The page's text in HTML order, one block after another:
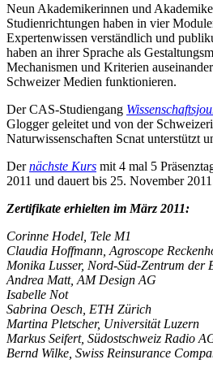
Neun Akademikerinnen und
Studienrichtungen haben in vier
Expertenwissen verständlich und
haben an ihrer Sprache als
Mechanismen und Kriterien
Schweizer Medien funktionieren.
Der CAS-Studiengang
Glogger geleitet und von der
Naturwissenschaften Scnat unterstützt
Dernächste Kurs mit 4 mal 5
2011 und dauert bis 25. November
Zertifikate erhielten im März 2011:
Corinne Hodel, Tele M1
Claudia Hoffmann, Agroscope
Monika Lusser, Nord-Süd-Zentrum der
Andrea Matt, AM Design AG
Isabelle Not
Sabrina Oesch, ETH Zürich
Martina Pletscher, Universität Luzern
Markus Seifert, Südostschweiz Radio
Bernd Wilke, Swiss Reinsurance